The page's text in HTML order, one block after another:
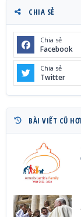
CHIA SẺ
Chia sẻ
Facebook
Chia sẻ
Twitter
BÀI VIẾT CŨ